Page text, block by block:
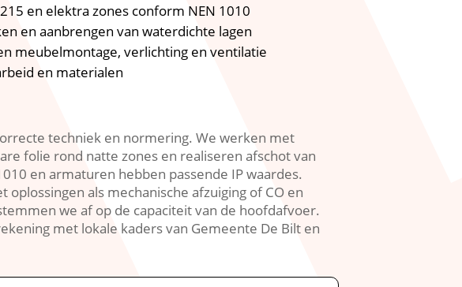
en elektra zones conform NEN 1010
en aanbrengen van waterdichte lagen
meubelmontage, verlichting en ventilatie
en materialen
techniek en normering.​ We werken met
folie rond natte zones en realiseren afschot van
en armaturen hebben passende IP waardes.​
als mechanische afzuiging of CO en
we af op de capaciteit van de hoofdafvoer.​
met lokale kaders van Gemeente De Bilt en